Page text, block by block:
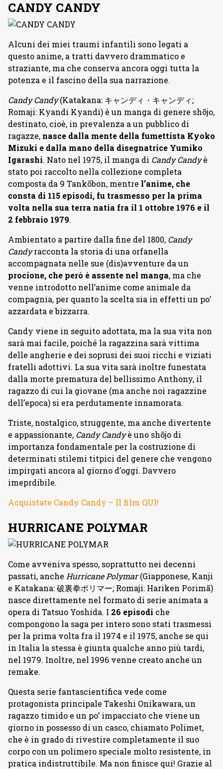
CANDY CANDY
Alcuni dei miei traumi infantili sono legati a
questo anime, a tratti davvero drammatico e
straziante, ma che conserva ancora oggi tutta la
potenza e il fascino della sua narrazione.
Candy Candy(Katakana: キャンディ・キャンディ;
Romaji: Kyandi Kyandi) è un manga di genere shōjo,
destinato, cioè, in prevalenza a un pubblico di
ragazze, nasce dalla mente della fumettista Kyoko
Mizuki e dalla mano della disegnatrice Yumiko
Igarashi. Nato nel 1975, il manga di Candy Candyè
stato poi raccolto nella collezione completa
composta da 9 Tankōbon, mentre l’anime, che
consta di 115 episodi, fu trasmesso per la prima
volta nella sua terra natia fra il 1 ottobre 1976 e il
2 febbraio 1979.
Ambientato a partire dalla fine del 1800, Candy
Candyracconta la storia di una orfanella
accompagnata nelle sue (dis)avventure da un
procione, che però è assente nel manga, ma che
venne introdotto nell’anime come animale da
compagnia, per quanto la scelta sia in effetti un po’
azzardata e bizzarra.
Candy viene in seguito adottata, ma la sua vita non
sarà mai facile, poiché la ragazzina sarà vittima
delle angherie e dei soprusi dei suoi ricchi e viziati
fratelli adottivi. La sua vita sarà inoltre funestata
dalla morte prematura del bellissimo Anthony, il
ragazzo di cui la giovane (ma anche noi ragazzine
dell’epoca) si era perdutamente innamorata.
Triste, nostalgico, struggente, ma anche divertente
e appassionante, Candy Candyè uno shōjo di
importanza fondamentale per la costruzione di
determinati stilemi titpici del genere che vengono
impirgati ancora al giorno d’oggi. Davvero
imeprdibile.
Acquistate Candy Candy – Il film QUI!
HURRICANE POLYMAR
Come avveniva spesso, soprattutto nei decenni
passati, anche Hurricane Polymar(Giapponese, Kanji
e Katakana: 破裏拳ポリマー; Romaji: Hariken Porimā)
nasce direttamente nel formato di serie animata a
opera di Tatsuo Yoshida. I 26 episodi che
compongono la saga per intero sono stati trasmessi
per la prima volta fra il 1974 e il 1975, anche se qui
in Italia la stessa è giunta qualche anno più tardi,
nel 1979. Inoltre, nel 1996 venne creato anche un
remake.
Questa serie fantascientifica vede come
protagonista principale Takeshi Onikawara, un
ragazzo timido e un po’ impacciato che viene un
giorno in possesso di un casco, chiamato Polimet,
che è in grado di rivestire completamente il suo
corpo con un polimero speciale molto resistente, in
pratica indistruttibile. Ma non finisce qui! Grazie al